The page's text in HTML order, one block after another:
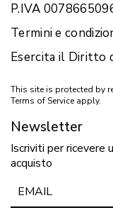
P.IVA
Termini e
Esercita il Diritto
This site is protected by
Terms of Service apply.
Newsletter
Iscriviti per ricevere
acquisto